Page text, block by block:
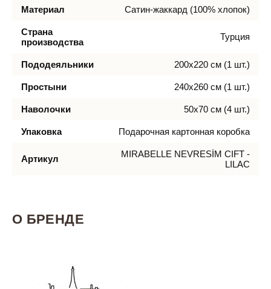
Материал Сатин-жаккард (100% хлопок)
Страна
производства
Турция
Пододеяльники 200х220 см (1 шт.)
Простыни 240х260 см (1 шт.)
Наволочки 50х70 см (4 шт.)
Упаковка Подарочная картонная коробка
Артикул
MIRABELLE NEVRESİM CIFT -
LILAC
О БРЕНДЕ